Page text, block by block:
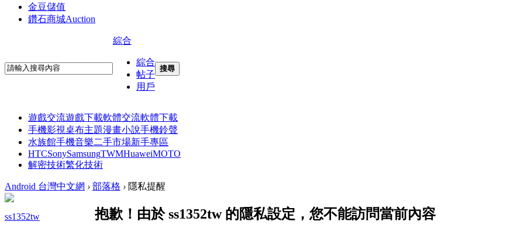
金豆儲值
鑽石商城Auction
綜合
綜合
帖子
用戶
搜尋
遊戲交流遊戲下載軟體交流軟體下載
手機影視桌布主題漫畫小說手機鈴聲
水族館手機音樂二手市場新手專區
HTCSonySamsungTWMHuaweiMOTO
解密技術繁化技術
Android 台灣中文網 › 部落格 › 隱私提醒
ss1352tw 抱歉！由於 ss1352tw 的隱私設定，您不能訪問當前內容